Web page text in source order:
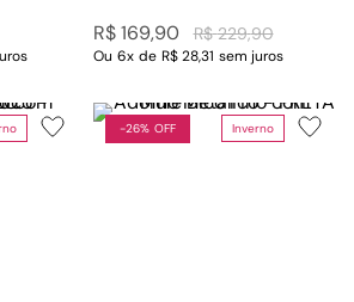
R$ 229,90
R$169,90
Ou 6x de R$ 28,31 sem juros
-26% Inverno
26%